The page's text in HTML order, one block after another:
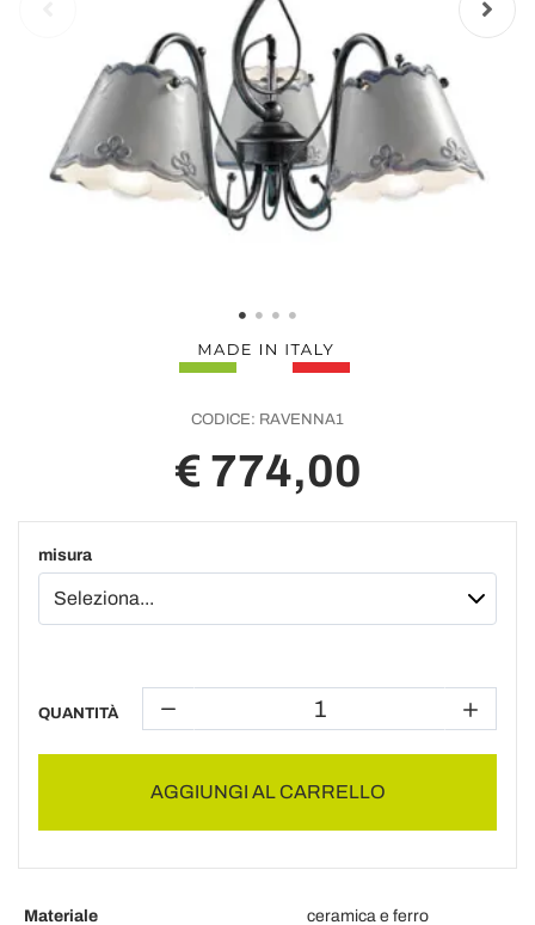
CODICE: RAVENNA1
€ 774,00
misura
QUANTITÀ
AGGIUNGI AL CARRELLO
Materiale
ceramica e ferro